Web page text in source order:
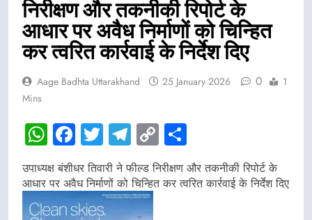
निरीक्षण और तकनीकी रिपोर्ट के
आधार पर अवैध निर्माणों को चिन्हित
कर त्वरित कार्रवाई के निर्देश दिए
Aage Badhta Uttarakhand 25 January 2026 0
1
Mins
WhatsApp
Facebook
Twitter
Telegram
Copy
Link
उपाध्यक्ष बंशीधर तिवारी ने फील्ड निरीक्षण और तकनीकी रिपोर्ट के
आधार पर अवैध निर्माणों को चिन्हित कर त्वरित कार्रवाई के निर्देश दिए